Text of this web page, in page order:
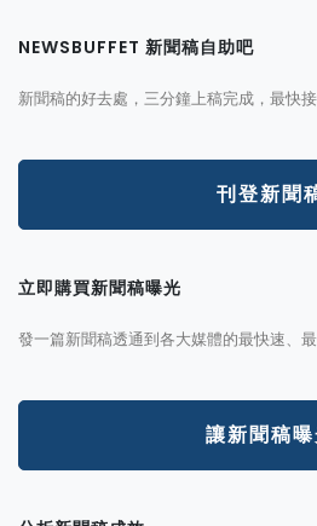
NEWSBUFFET 新聞稿自助吧
新聞稿的好去處，三分鐘上稿完成，最快
刊登新聞
立即購買新聞稿曝光
發一篇新聞稿透通到各大媒體的最快速、
讓新聞稿